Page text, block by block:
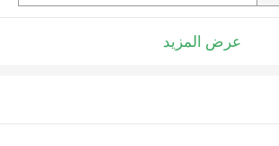
عرض المزيد